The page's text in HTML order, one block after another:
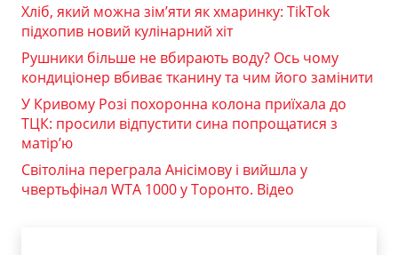
Хліб, який можна зім’яти як хмаринку: TikTok
підхопив новий кулінарний хіт
Рушники більше не вбирають воду? Ось чому
кондиціонер вбиває тканину та чим його замінити
У Кривому Розі похоронна колона приїхала до
ТЦК: просили відпустити сина попрощатися з
матір’ю
Світоліна переграла Анісімову і вийшла у
чвертьфінал WTA 1000 у Торонто. Відео